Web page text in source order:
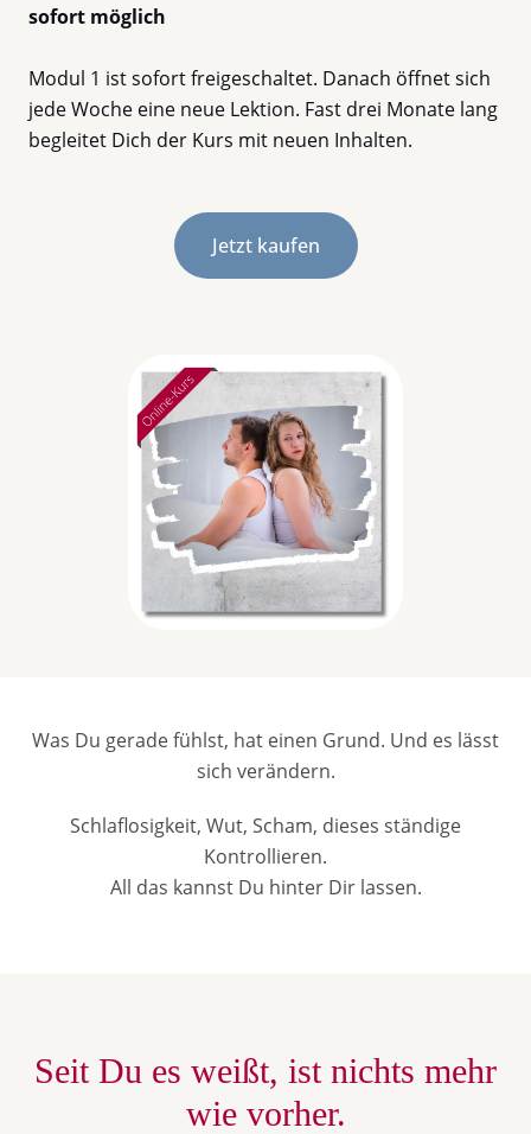
sofort möglich
Modul 1 ist sofort freigeschaltet. Danach öffnet sich
jede Woche eine neue Lektion. Fast drei Monate lang
begleitet Dich der Kurs mit neuen Inhalten.
Jetzt kaufen
Was Du gerade fühlst, hat einen Grund. Und es lässt
sich verändern.
Schlaflosigkeit, Wut, Scham, dieses ständige
Kontrollieren.
All das kannst Du hinter Dir lassen.
Seit Du es weißt, ist nichts mehr
wie vorher.